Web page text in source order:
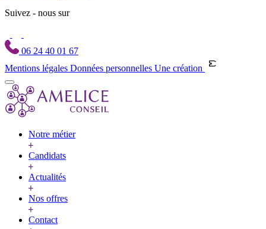
Suivez - nous sur
06 24 40 01 67
Mentions légales Données personnelles Une création
Notre métier
Candidats
Actualités
Nos offres
Contact